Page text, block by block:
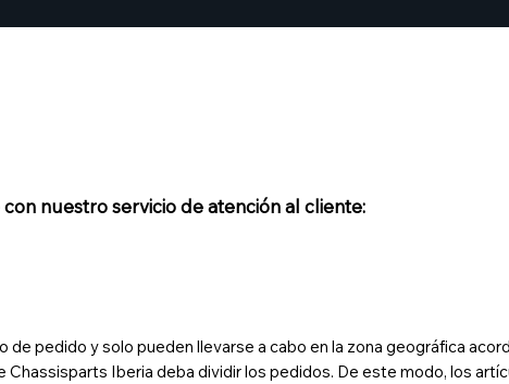
nuestro servicio de atención al cliente:
pedido y solo pueden llevarse a cabo en la zona geográfica
Iberia deba dividir los pedidos. De este modo, los